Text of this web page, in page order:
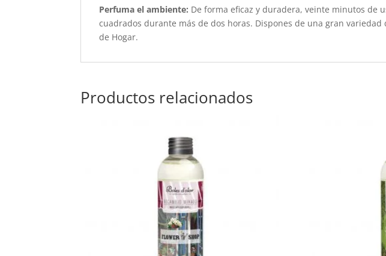
Perfuma el ambiente: De forma eficaz y duradera, veinte minutos de
cuadrados durante más de dos horas. Dispones de una gran
de Hogar.
Productos relacionados